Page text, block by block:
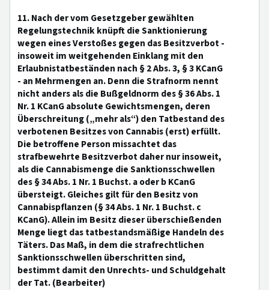
11. Nach der vom Gesetzgeber gewählten
Regelungstechnik knüpft die Sanktionierung
wegen eines Verstoßes gegen das Besitzverbot -
insoweit im weitgehenden Einklang mit den
Erlaubnistatbeständen nach § 2 Abs. 3, § 3 KCanG
- an Mehrmengen an. Denn die Strafnorm nennt
nicht anders als die Bußgeldnorm des § 36 Abs. 1
Nr. 1 KCanG absolute Gewichtsmengen, deren
Überschreitung („mehr als“) den Tatbestand des
verbotenen Besitzes von Cannabis (erst) erfüllt.
Die betroffene Person missachtet das
strafbewehrte Besitzverbot daher nur insoweit,
als die Cannabismenge die Sanktionsschwellen
des § 34 Abs. 1 Nr. 1 Buchst. a oder b KCanG
übersteigt. Gleiches gilt für den Besitz von
Cannabispflanzen (§ 34 Abs. 1 Nr. 1 Buchst. c
KCanG). Allein im Besitz dieser überschießenden
Menge liegt das tatbestandsmäßige Handeln des
Täters. Das Maß, in dem die strafrechtlichen
Sanktionsschwellen überschritten sind,
bestimmt damit den Unrechts- und Schuldgehalt
der Tat. (Bearbeiter)